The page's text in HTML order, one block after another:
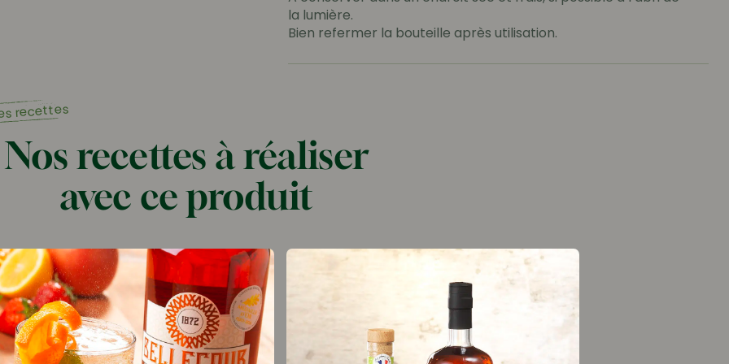
la lumière.
Bien refermer la bouteille après utilisation.
recettes
Nos recettes à réaliser
avec ce produit